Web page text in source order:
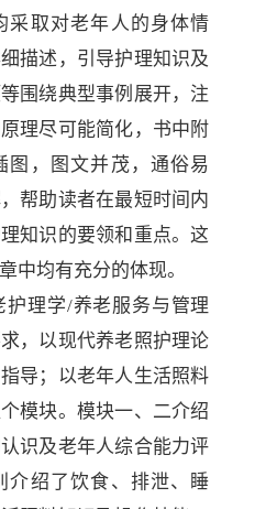
采取对老年人的身体情
描述，引导护理知识及
围绕典型事例展开，注
理尽可能简化，书中附
图，图文并茂，通俗易
帮助读者在最短时间内
知识的要领和重点。这
中均有充分的体现。
护理学/养老服务与管理
，以现代养老照护理论
导；以老年人生活照料
模块。模块一、二介绍
识及老年人综合能力评
介绍了饮食、排泄、睡